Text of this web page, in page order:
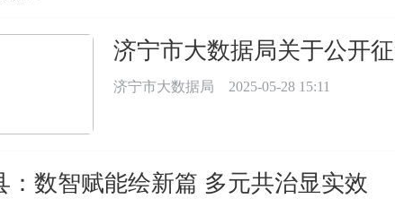
济宁市大数据局关于公开
济宁市大数据局 2025-05-28 15:11
：数智赋能绘新篇 多元共治显实效